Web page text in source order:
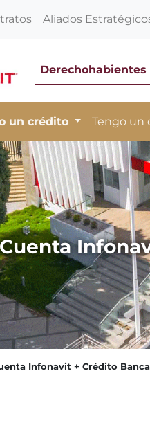
Aliados
Derechohabientes
un crédito Tengo un
Infonavit + Crédito